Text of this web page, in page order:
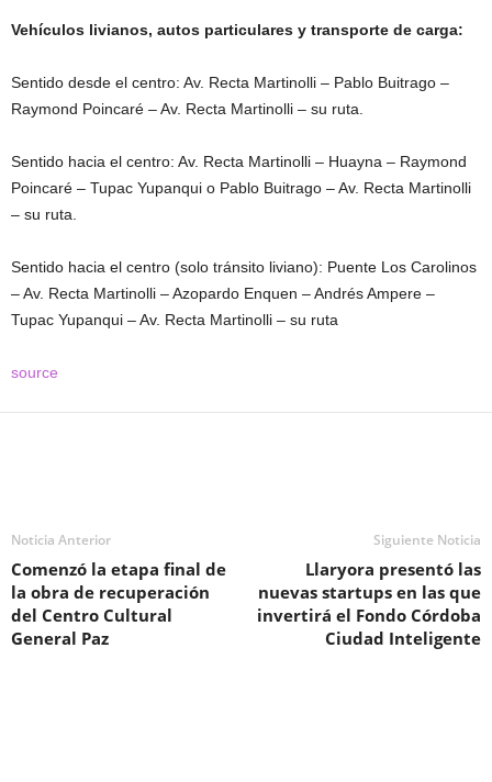
Vehículos livianos, autos particulares y transporte de carga:
Sentido desde el centro: Av. Recta Martinolli – Pablo Buitrago –
Raymond Poincaré – Av. Recta Martinolli – su ruta.
Sentido hacia el centro: Av. Recta Martinolli – Huayna – Raymond
Poincaré – Tupac Yupanqui o Pablo Buitrago – Av. Recta Martinolli
– su ruta.
Sentido hacia el centro (solo tránsito liviano): Puente Los Carolinos
– Av. Recta Martinolli – Azopardo Enquen – Andrés Ampere –
Tupac Yupanqui – Av. Recta Martinolli – su ruta
source
Noticia Anterior
Comenzó la etapa final de
la obra de recuperación
del Centro Cultural
General Paz
Siguiente Noticia
Llaryora presentó las
nuevas startups en las que
invertirá el Fondo Córdoba
Ciudad Inteligente